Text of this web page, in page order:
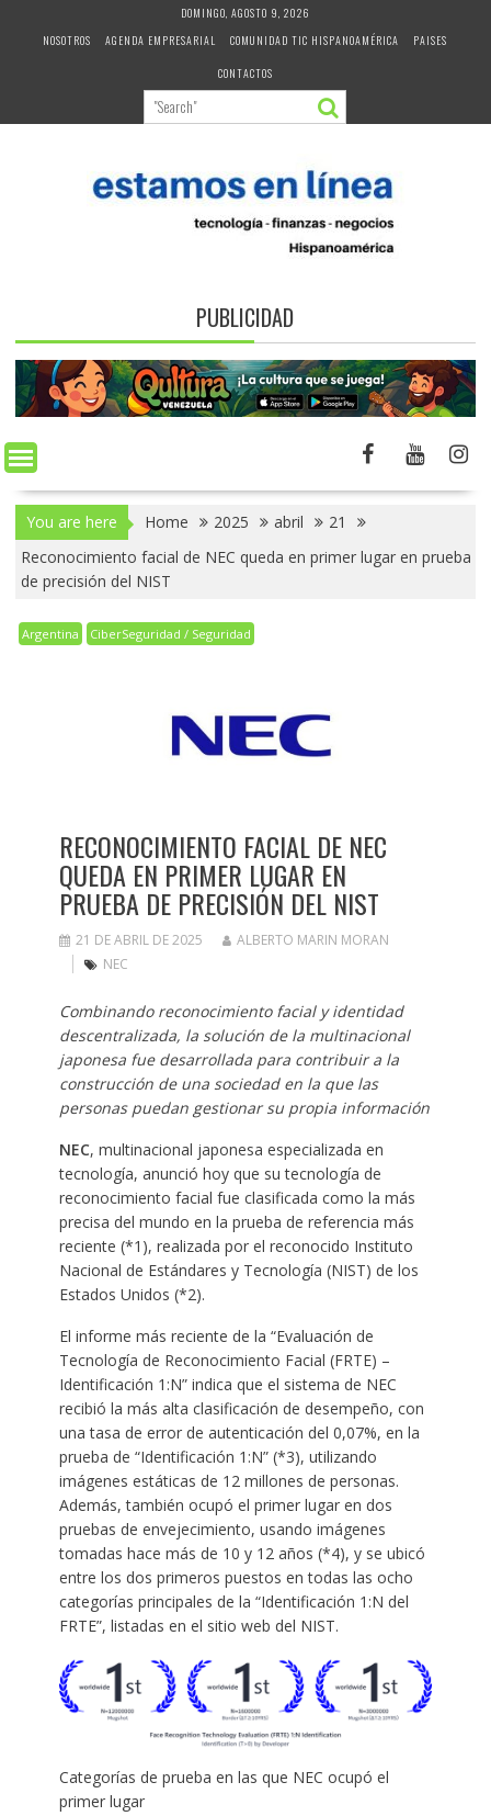
DOMINGO, AGOSTO 9, 2026
NOSOTROS
AGENDA EMPRESARIAL COMUNIDAD TIC HISPANOAMÉRICA
PAISES
CONTACTOS
PUBLICIDAD
You are here Home 2025 abril
21
Reconocimiento facial de NEC queda en primer lugar en prueba
de precisión del NIST
Argentina CiberSeguridad / Seguridad
RECONOCIMIENTO FACIAL DE NEC
QUEDA EN PRIMER LUGAR EN
PRUEBA DE PRECISIÓN DEL NIST
21 DE ABRIL DE 2025
ALBERTO MARIN MORAN
NEC
Combinando reconocimiento facial y identidad
descentralizada, la solución de la multinacional
japonesa fue desarrollada para contribuir a la
construcción de una sociedad en la que las
personas puedan gestionar su propia información
NEC, multinacional japonesa especializada en
tecnología, anunció hoy que su tecnología de
reconocimiento facial fue clasificada como la más
precisa del mundo en la prueba de referencia más
reciente (*1), realizada por el reconocido Instituto
Nacional de Estándares y Tecnología (NIST) de los
Estados Unidos (*2).
El informe más reciente de la “Evaluación de
Tecnología de Reconocimiento Facial (FRTE) –
Identificación 1:N” indica que el sistema de NEC
recibió la más alta clasificación de desempeño, con
una tasa de error de autenticación del 0,07%, en la
prueba de “Identificación 1:N” (*3), utilizando
imágenes estáticas de 12 millones de personas.
Además, también ocupó el primer lugar en dos
pruebas de envejecimiento, usando imágenes
tomadas hace más de 10 y 12 años (*4), y se ubicó
entre los dos primeros puestos en todas las ocho
categorías principales de la “Identificación 1:N del
FRTE”, listadas en el sitio web del NIST.
Categorías de prueba en las que NEC ocupó el
primer lugar